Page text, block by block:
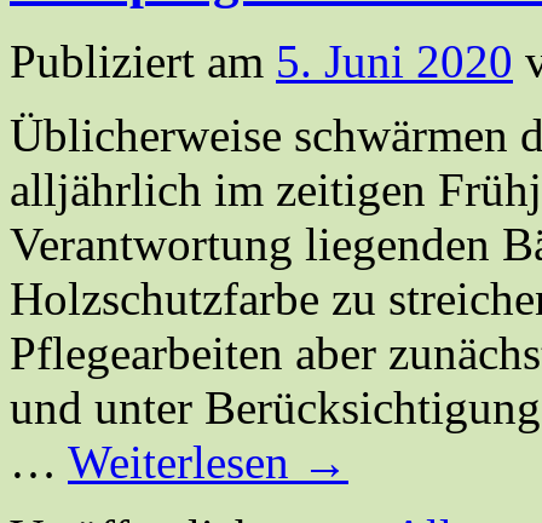
Publiziert am 5. Juni 2020
Üblicherweise schwärmen
alljährlich im zeitigen
Verantwortung liegenden
Holzschutzfarbe zu
Pflegearbeiten aber
und unter
… Weiterlesen →